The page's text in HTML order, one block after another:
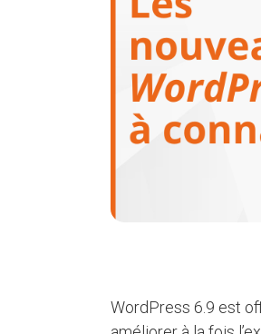
WordPress 6.9 est